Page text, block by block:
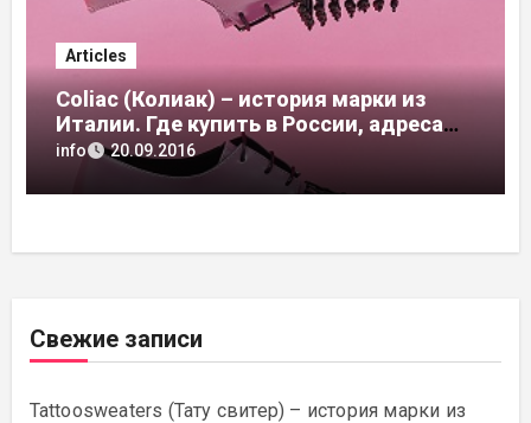
Articles
Coliac (Колиак) – история марки из
Италии. Где купить в России, адреса
магазинов
info 20.09.2016
Свежие записи
Tattoosweaters (Тату свитер) – история марки из